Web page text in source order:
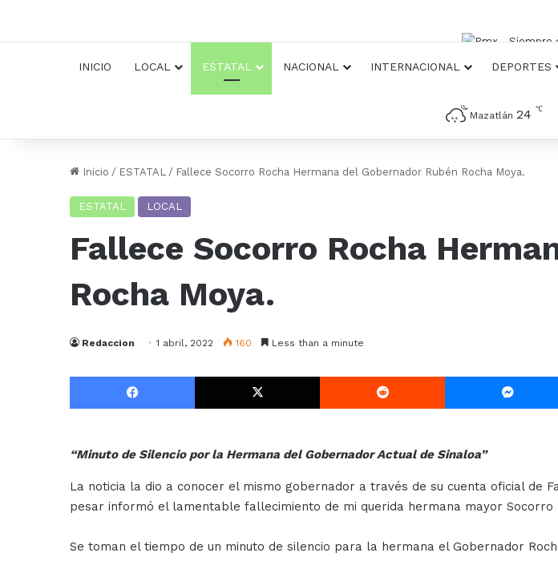
INICIO LOCAL ESTATAL NACIONAL INTERNACIONAL DEPORTES
Mazatlán 24 ℃
Inicio / ESTATAL / Fallece Socorro Rocha Hermana del Gobernador Rubén Rocha Moya.
ESTATAL LOCAL
Fallece Socorro Rocha
Rocha Moya.
Redaccion 1 abril, 2022 160 Less than a minute
Facebook X Reddit
“Minuto de Silencio por la Hermana del Gobernador Actual de Sinaloa”
La noticia la dio a conocer el mismo gobernador a través de su cuenta oficial de
pesar informó el lamentable fallecimiento de mi querida hermana mayor Socorro
Se toman el tiempo de un minuto de silencio para la hermana el Gobernador